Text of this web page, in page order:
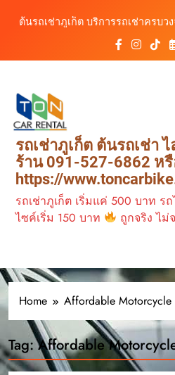
ต้นรถเช่าภูเก็ต บริการรถเช่าครบว
เช่ารถมอเตอร์ไซค์ภูเก็ต กับต้นรถเช่
สะดวก ราคาประหยัด เริ่มต้นเพียง
เลือกหลากหลาย พร้อมบริการ 24 ชั่
วิเคราะห์ตลาดรถเช่าภูเก็ต 3 เดือนข้
สิงหาคม–ตุลาคม 2569
ต้นรถเช่าภูเก็ต บริการรถเช่าครบว
เดินทางสะดวกทุกเส้นทาง
เช่ารถมอเตอร์ไซค์ภูเก็ต กับต้นรถเ
สะดวก ราคาประหยัด เริ่มต้นเพียง
รถเช่าภูเก็ต ต้นรถเช่า
ร้าน 091-527-6862 หรื
https://
รถเช่าภูเก็ต เริ่มแค่ 500 บาท ร
ไซค์เริ่ม 150 บาท
ถูกจริง ไ
Home Affordable Motorcycle
Tag:Affordable